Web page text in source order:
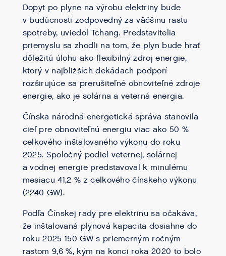
Dopyt po plyne na výrobu elektriny bude
v budúcnosti zodpovedný za väčšinu rastu
spotreby, uviedol Tchang. Predstavitelia
priemyslu sa zhodli na tom, že plyn bude hrať
dôležitú úlohu ako flexibilný zdroj energie,
ktorý v najbližších dekádach podporí
rozširujúce sa prerušiteľné obnoviteľné zdroje
energie, ako je solárna a veterná energia.
Čínska národná energetická správa stanovila
cieľ pre obnoviteľnú energiu viac ako 50 %
celkového inštalovaného výkonu do roku
2025. Spoločný podiel veternej, solárnej
a vodnej energie predstavoval k minulému
mesiacu 41,2 % z celkového čínskeho výkonu
(2240 GW).
Podľa Čínskej rady pre elektrinu sa očakáva,
že inštalovaná plynová kapacita dosiahne do
roku 2025 150 GW s priemerným ročným
rastom 9,6 %, kým na konci roka 2020 to bolo